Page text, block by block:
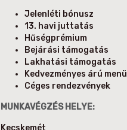
Jelenléti bónusz
13. havi juttatás
Hűségprémium
Bejárási támogatás
Lakhatási támogatás
Kedvezményes árú menü
Céges rendezvények
MUNKAVÉGZÉS HELYE:
Kecskemét